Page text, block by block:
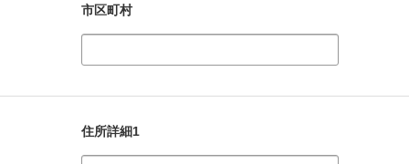
市区町村
住所詳細1